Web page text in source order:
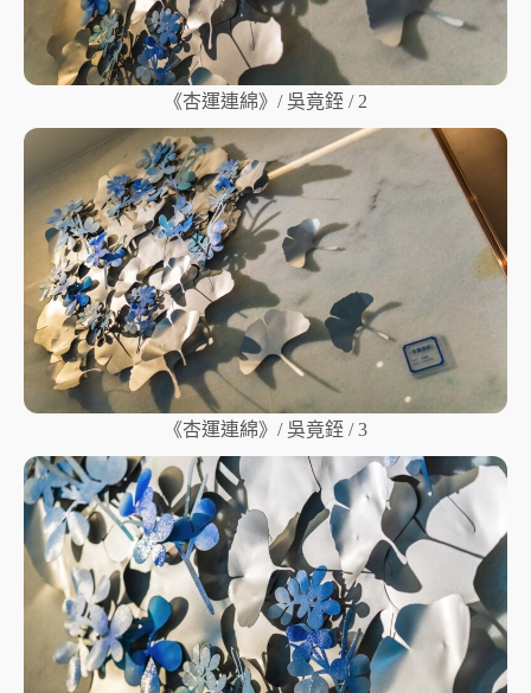
《杏運連綿》/ 吳竟銍 / 2
《杏運連綿》/ 吳竟銍 / 3